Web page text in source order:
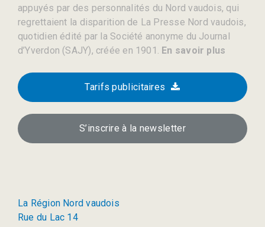
appuyés par des personnalités du Nord vaudois, qui
regrettaient la disparition de La Presse Nord vaudois,
quotidien édité par la Société anonyme du Journal
d’Yverdon (SAJY), créée en 1901. En savoir plus
Tarifs publicitaires
S’inscrire à la newsletter
La Région Nord vaudois
Rue du Lac 14